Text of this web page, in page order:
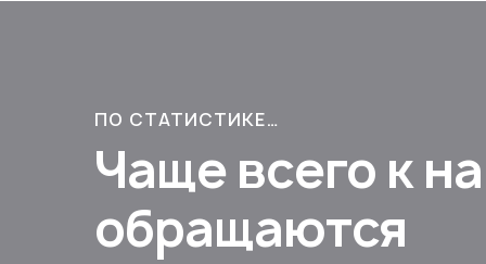
ПО СТАТИСТИКЕ…
Чаще всего к
обращаются